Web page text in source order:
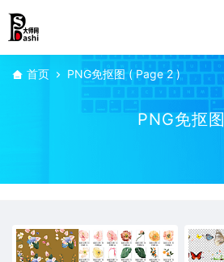
首页 PNG免抠图( Page 2 )
PNG免抠图